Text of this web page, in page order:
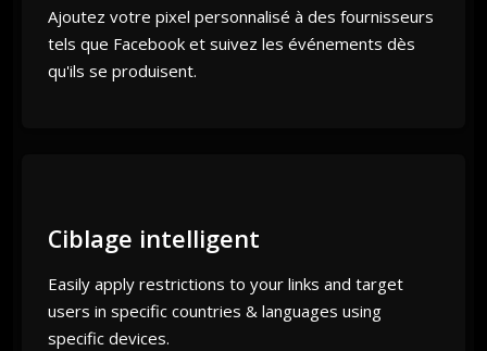
Ajoutez votre pixel personnalisé à des fournisseurs
tels que Facebook et suivez les événements dès
qu'ils se produisent.
Ciblage intelligent
Easily apply restrictions to your links and target
users in specific countries & languages using
specific devices.